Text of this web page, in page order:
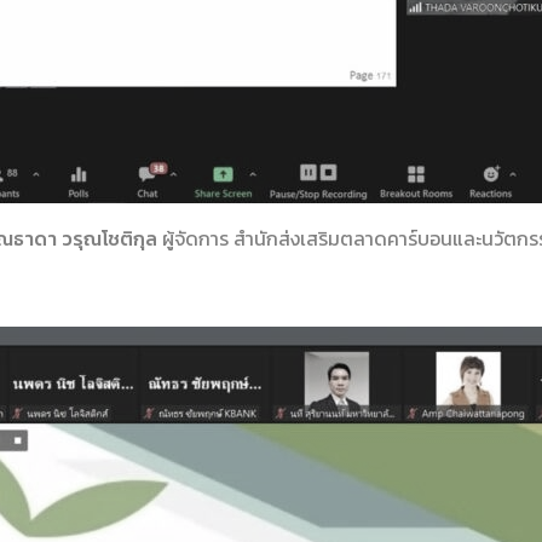
ธาดา วรุณโชติกุล ผู้จัดการ สำนักส่งเสริมตลาดคาร์บอนและนวัตก